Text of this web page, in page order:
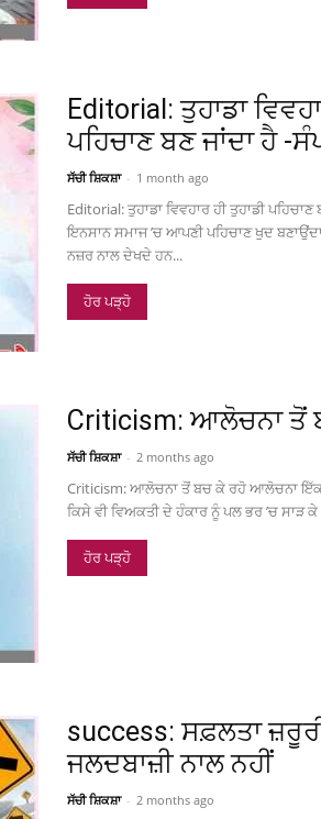
Editorial: ਤੁਹਾਡਾ
ਪਹਿਚਾਣ ਬਣ ਜਾਂਦਾ ਹੈ -
ਸੱਚੀ ਸ਼ਿਕਸ਼ਾ - 1 month ago
Editorial: ਤੁਹਾਡਾ ਵਿਵਹਾਰ ਹੀ ਤੁਹਾਡੀ
ਇਨਸਾਨ ਸਮਾਜ ’ਚ ਆਪਣੀ ਪਹਿਚਾਣ ਖੁਦ
ਨਜ਼ਰ ਨਾਲ ਦੇਖਦੇ ਹਨ...
ਹੋਰ ਪੜ੍ਹੋ
Criticism: ਆਲੋਚਨਾ ਤੋਂ
ਸੱਚੀ ਸ਼ਿਕਸ਼ਾ - 2 months ago
Criticism: ਆਲੋਚਨਾ ਤੋਂ ਬਚ ਕੇ ਰਹੋ ਆਲੋਚਨਾ
ਕਿਸੇ ਵੀ ਵਿਅਕਤੀ ਦੇ ਹੰਕਾਰ ਨੂੰ ਪਲ ਭਰ ’ਚ ਸਾੜ
ਹੋਰ ਪੜ੍ਹੋ
success: ਸਫ਼ਲਤਾ
ਜਲਦਬਾਜ਼ੀ ਨਾਲ ਨਹੀਂ
ਸੱਚੀ ਸ਼ਿਕਸ਼ਾ - 2 months ago